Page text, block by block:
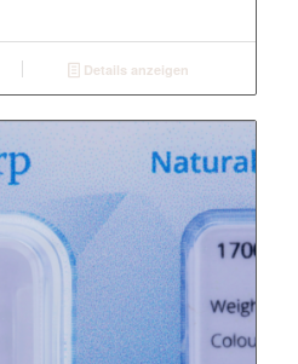
Details anzeigen